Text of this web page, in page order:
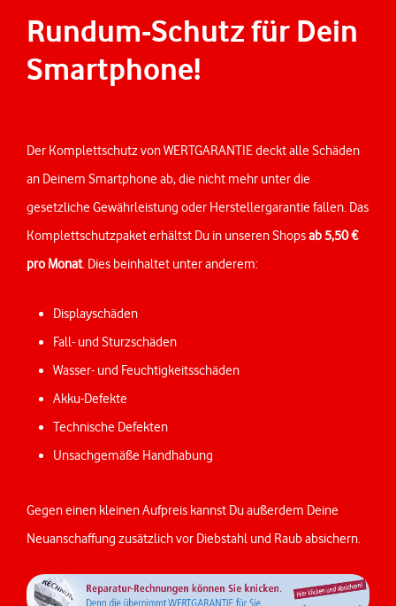
Rundum-Schutz für Dein
Smartphone!
Der Komplettschutz von WERTGARANTIE deckt alle Schäden
an Deinem Smartphone ab, die nicht mehr unter die
gesetzliche Gewährleistung oder Herstellergarantie fallen. Das
Komplettschutzpaket erhältst Du in unseren Shopsab 5,50 €
pro Monat. Dies beinhaltet unter anderem:
Displayschäden
Fall- und Sturzschäden
Wasser- und Feuchtigkeitsschäden
Akku-Defekte
Technische Defekten
Unsachgemäße Handhabung
Gegen einen kleinen Aufpreis kannst Du außerdem Deine
Neuanschaffung zusätzlich vor Diebstahl und Raub absichern.